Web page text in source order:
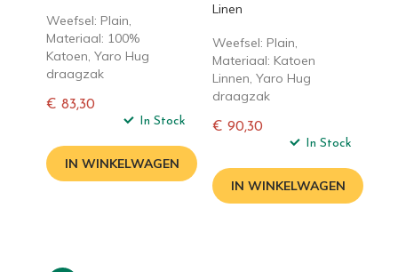
Weefsel: Plain,
Materiaal: 100%
Katoen, Yaro Hug
draagzak
€ 83,30
In Stock
IN WINKELWAGEN
Linen
Weefsel: Plain,
Materiaal: Katoen
Linnen, Yaro Hug
draagzak
€ 90,30
In Stock
IN WINKELWAGEN